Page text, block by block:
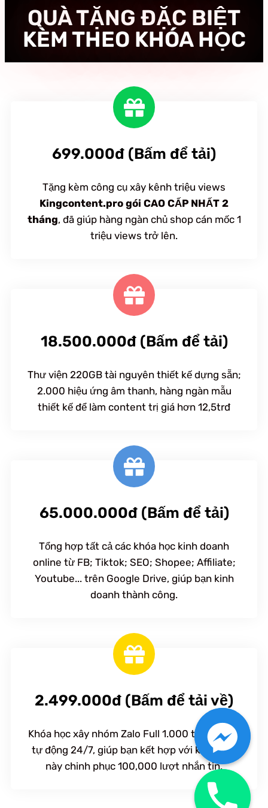
QUÀ TẶNG ĐẶC BIỆT
KÈM THEO KHÓA HỌC
699.000đ (Bấm để tải)
Tặng kèm công cụ xây kênh triệu views
Kingcontent.pro gói CAO CẤP NHẤT 2
tháng, đã giúp hàng ngàn chủ shop cán mốc 1
triệu views trở lên.
18.500.000đ (Bấm để tải)
Thư viện 220GB tài nguyên thiết kế dựng sẵn;
2.000 hiệu ứng âm thanh, hàng ngàn mẫu
thiết kế để làm content trị giá hơn 12,5trđ
65.000.000đ (Bấm để tải)
Tổng hợp tất cả các khóa học kinh doanh
online từ FB; Tiktok; SEO; Shopee; Affiliate;
Youtube... trên Google Drive, giúp bạn kinh
doanh thành công.
2.499.000đ (Bấm để tải về)
Khóa học xây nhóm Zalo Full 1.000 thành viên
tự động 24/7, giúp bạn kết hợp với khóa học
này chinh phục 100,000 lượt nhắn tin.